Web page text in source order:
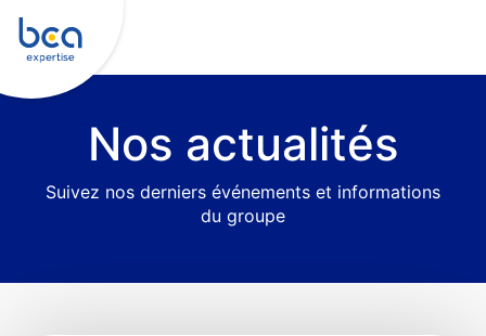
Nos actualités
Suivez nos derniers événements et informations
du groupe